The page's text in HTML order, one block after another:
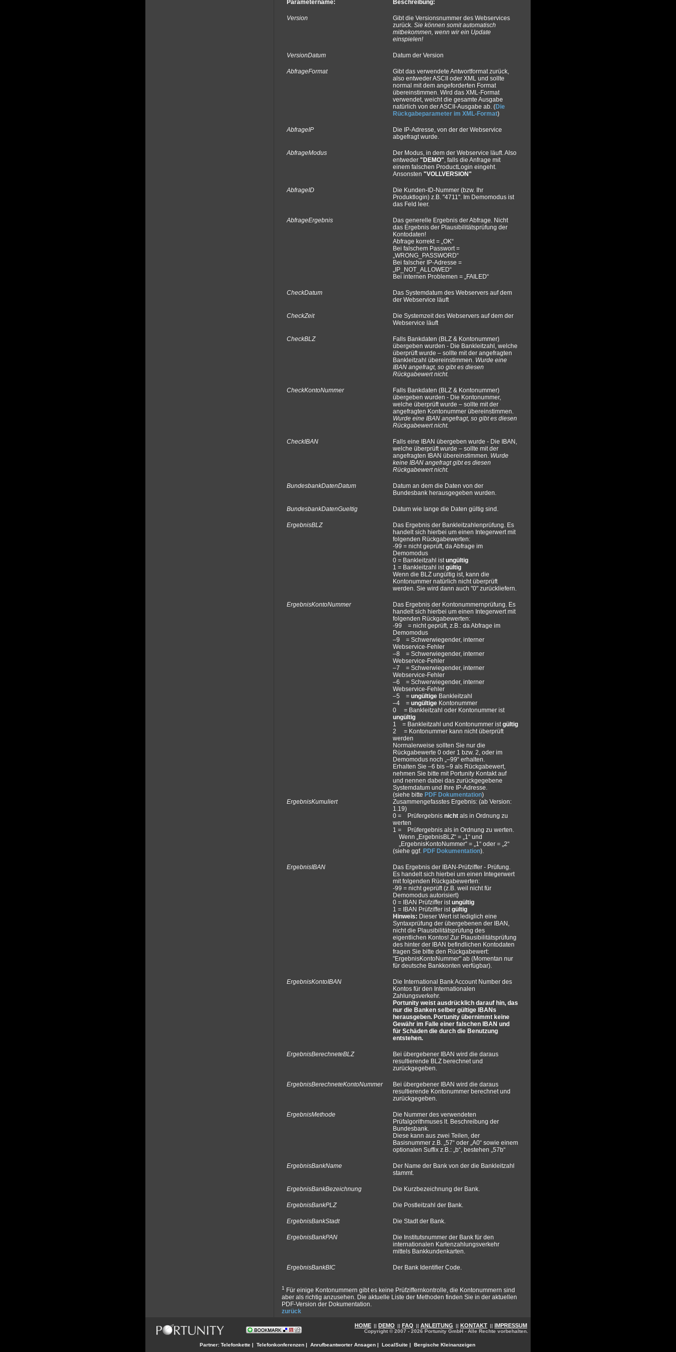
Parametername: Beschreibung:
Version
Gibt die Versionsnummer des Webservices
zurück. Sie können somit automatisch
mitbekommen, wenn wir ein Update
einspielen!
VersionDatum Datum der Version
AbfrageFormat
Gibt das verwendete Antwortformat zurück,
also entweder ASCII oder XML und sollte
normal mit dem angeforderten Format
übereinstimmen. Wird das XML-Format
verwendet, weicht die gesamte Ausgabe
natürlich von der ASCII-Ausgabe ab. (Die
Rückgabeparameter im XML-Format)
AbfrageIP
Die IP-Adresse, von der der Webservice
abgefragt wurde.
AbfrageModus
Der Modus, in dem der Webservice läuft. Also
entweder "DEMO", falls die Anfrage mit
einem falschen ProductLogin eingeht.
Ansonsten "VOLLVERSION"
AbfrageID
Die Kunden-ID-Nummer (bzw. Ihr
Produktlogin) z.B. "4711". Im Demomodus ist
das Feld leer.
AbfrageErgebnis
Das generelle Ergebnis der Abfrage. Nicht
das Ergebnis der Plausibilitätsprüfung der
Kontodaten!
Abfrage korrekt = „OK“
Bei falschem Passwort =
„WRONG_PASSWORD“
Bei falscher IP-Adresse =
„IP_NOT_ALLOWED“
Bei internen Problemen = „FAILED“
CheckDatum
Das Systemdatum des Webservers auf dem
der Webservice läuft
CheckZeit
Die Systemzeit des Webservers auf dem der
Webservice läuft
CheckBLZ
Falls Bankdaten (BLZ & Kontonummer)
übergeben wurden - Die Bankleitzahl, welche
überprüft wurde – sollte mit der angefragten
Bankleitzahl übereinstimmen. Wurde eine
IBAN angefragt, so gibt es diesen
Rückgabewert nicht.
CheckKontoNummer
Falls Bankdaten (BLZ & Kontonummer)
übergeben wurden - Die Kontonummer,
welche überprüft wurde – sollte mit der
angefragten Kontonummer übereinstimmen.
Wurde eine IBAN angefragt, so gibt es diesen
Rückgabewert nicht.
CheckIBAN
Falls eine IBAN übergeben wurde - Die IBAN,
welche überprüft wurde – sollte mit der
angefragten IBAN übereinstimmen. Wurde
keine IBAN angefragt gibt es diesen
Rückgabewert nicht.
BundesbankDatenDatum
Datum an dem die Daten von der
Bundesbank herausgegeben wurden.
BundesbankDatenGueltig Datum wie lange die Daten gültig sind.
ErgebnisBLZ
Das Ergebnis der Bankleitzahlenprüfung. Es
handelt sich hierbei um einen Integerwert mit
folgenden Rückgabewerten:
-99 = nicht geprüft, da Abfrage im
Demomodus
0 = Bankleitzahl istungültig
1 = Bankleitzahl istgültig
Wenn die BLZ ungültig ist, kann die
Kontonummer natürlich nicht überprüft
werden. Sie wird dann auch "0" zurückliefern.
ErgebnisKontoNummer
Das Ergebnis der Kontonummernprüfung. Es
handelt sich hierbei um einen Integerwert mit
folgenden Rückgabewerten:
-99 = nicht geprüft, z.B.: da Abfrage im
Demomodus
–9 = Schwerwiegender, interner
Webservice-Fehler
–8 = Schwerwiegender, interner
Webservice-Fehler
–7 = Schwerwiegender, interner
Webservice-Fehler
–6 = Schwerwiegender, interner
Webservice-Fehler
–5 = ungültige Bankleitzahl
–4 = ungültige Kontonummer
0 = Bankleitzahl oder Kontonummer ist
ungültig
1 = Bankleitzahl und Kontonummer istgültig
2 = Kontonummer kann nicht überprüft
werden
Normalerweise sollten Sie nur die
Rückgabewerte 0 oder 1 bzw. 2, oder im
Demomodus noch „–99“ erhalten.
Erhalten Sie –6 bis –9 als Rückgabewert,
nehmen Sie bitte mit Portunity Kontakt auf
und nennen dabei das zurückgegebene
Systemdatum und Ihre IP-Adresse.
(siehe bitte PDF Dokumentation)
ErgebnisKumuliert
Zusammengefasstes Ergebnis: (ab Version:
1.19)
0 = Prüfergebnis nicht als in Ordnung zu
werten
1 = Prüfergebnis als in Ordnung zu werten.
Wenn „ErgebnisBLZ“ = „1“ und
„ErgebnisKontoNummer“ = „1“ oder = „2“
(siehe ggf. PDF Dokumentation).
ErgebnisIBAN
Das Ergebnis der IBAN-Prüfziffer - Prüfung.
Es handelt sich hierbei um einen Integerwert
mit folgenden Rückgabewerten:
-99 = nicht geprüft (z.B. weil nicht für
Demomodus autorisiert)
0 = IBAN Prüfziffer istungültig
1 = IBAN Prüfziffer istgültig
Hinweis: Dieser Wert ist lediglich eine
Syntaxprüfung der übergebenen der IBAN,
nicht die Plausibilitätsprüfung des
eigentlichen Kontos! Zur Plausibilitätsprüfung
des hinter der IBAN befindlichen Kontodaten
fragen Sie bitte den Rückgabewert:
"ErgebnisKontoNummer" ab (Momentan nur
für deutsche Bankkonten verfügbar).
ErgebnisKontoIBAN
Die International Bank Account Number des
Kontos für den Internationalen
Zahlungsverkehr.
Portunity weist ausdrücklich darauf hin, das
nur die Banken selber gültige IBANs
herausgeben. Portunity übernimmt keine
Gewähr im Falle einer falschen IBAN und
für Schäden die durch die Benutzung
entstehen.
ErgebnisBerechneteBLZ
Bei übergebener IBAN wird die daraus
resultierende BLZ berechnet und
zurückgegeben.
ErgebnisBerechneteKontoNummer
Bei übergebener IBAN wird die daraus
resultierende Kontonummer berechnet und
zurückgegeben.
ErgebnisMethode
Die Nummer des verwendeten
Prüfalgorithmuses lt. Beschreibung der
Bundesbank.
Diese kann aus zwei Teilen, der
Basisnummer z.B. „57“ oder „A0“ sowie einem
optionalen Suffix z.B.: „b“, bestehen „57b“
ErgebnisBankName
Der Name der Bank von der die Bankleitzahl
stammt.
ErgebnisBankBezeichnung Die Kurzbezeichnung der Bank.
ErgebnisBankPLZ Die Postleitzahl der Bank.
ErgebnisBankStadt Die Stadt der Bank.
ErgebnisBankPAN
Die Institutsnummer der Bank für den
internationalen Kartenzahlungsverkehr
mittels Bankkundenkarten.
ErgebnisBankBIC Der Bank Identifier Code.
1
Für einige Kontonummern gibt es keine Prüfziffernkontrolle, die Kontonummern sind
aber als richtig anzusehen. Die aktuelle Liste der Methoden finden Sie in der aktuellen
PDF-Version der Dokumentation.
zurück
HOME || DEMO || FAQ || ANLEITUNG || KONTAKT || IMPRESSUM
Copyright © 2007 - 2026 Portunity GmbH - Alle Rechte vorbehalten.
Partner: Telefonkette | Telefonkonferenzen | Anrufbeantworter Ansagen | LocalSuite | Bergische Kleinanzeigen